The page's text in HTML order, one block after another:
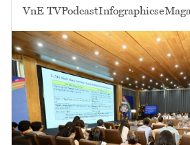
VnE TVPodcastInfographics